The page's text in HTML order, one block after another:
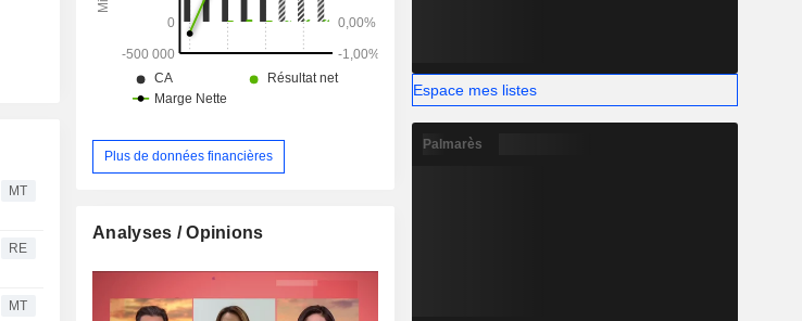
MT
RE
MT
Plus de données financières
Analyses / Opinions
Espace mes listes
Palmarès